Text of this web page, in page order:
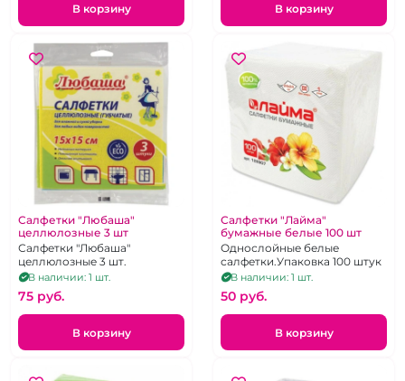
В корзину В корзину
Салфетки "Любаша"
целлюлозные 3 шт
Салфетки "Любаша"
целлюлозные 3 шт.
В наличии: 1 шт.
75 pуб.
В корзину
Салфетки "Лайма"
бумажные белые 100 шт
Однослойные белые
салфетки.Упаковка 100 штук
В наличии: 1 шт.
50 pуб.
В корзину